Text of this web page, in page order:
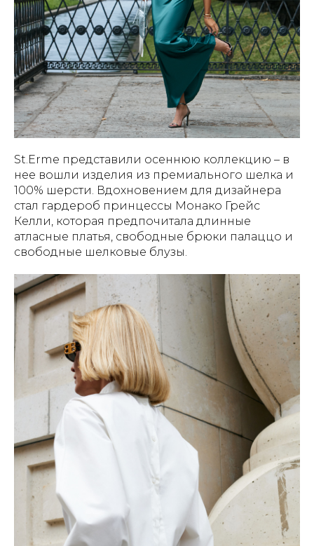
St.Erme представили осеннюю коллекцию – в
нее вошли изделия из премиального шелка и
100% шерсти. Вдохновением для дизайнера
стал гардероб принцессы Монако Грейс
Келли, которая предпочитала длинные
атласные платья, свободные брюки палаццо и
свободные шелковые блузы.